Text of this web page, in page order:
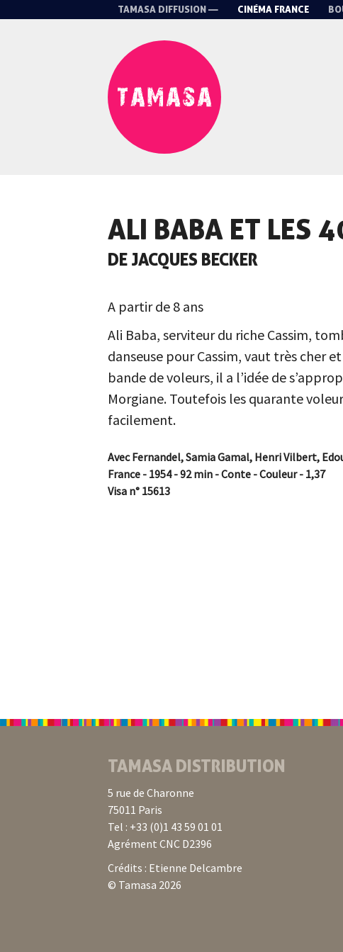
TAMASA DIFFUSION — CINÉMA FRANCE
ALI BABA ET LES
DE JACQUES BECKER
A partir de 8 ans
Ali Baba, serviteur du riche Cassim,
danseuse pour Cassim, vaut très cher
bande de voleurs, il a l’idée de
Morgiane. Toutefois les quarante
facilement.
Avec Fernandel, Samia Gamal, Henri Vilbert,
France - 1954 - 92 min - Conte - Couleur - 1,37
Visa n° 15613
TAMASA DISTRIBUTION
5 rue de Charonne
75011 Paris
Tel : +33 (0)1 43 59 01 01
Agrément CNC D2396
Crédits : Etienne Delcambre
© Tamasa 2026